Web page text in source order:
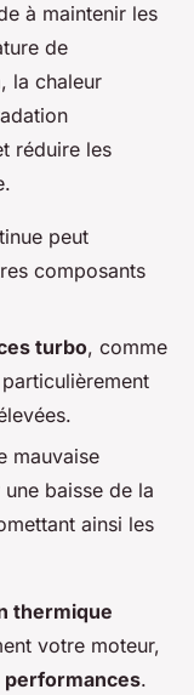
à maintenir les
de
la chaleur
réduire les
peut
composants
turbo, comme
mauvaise
baisse de la
ainsi les
thermique
votre moteur,
performances.